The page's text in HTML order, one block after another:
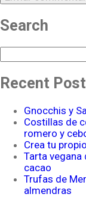
Search
Recent
Gnocchis y
Costillas de
romero y
Crea tu
Tarta vegana
cacao
Trufas de
almendras